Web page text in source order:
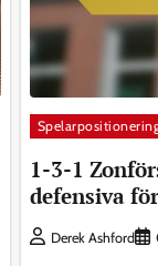
1-3-1
defensiva
Derek Ashford